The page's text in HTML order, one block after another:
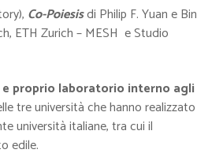
Co-Poiesisdi Philip F. Yuan e Bin
ETH Zurich – MESH e Studio
proprio laboratorio interno agli
tre università che hanno realizzato
università italiane, tra cui il
edile.